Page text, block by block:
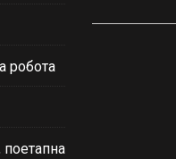
робота
поетапна